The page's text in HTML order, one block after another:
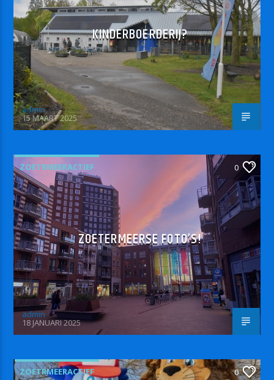
KINDERBOERDERIJ?
admin
15 MAART 2025
ZOETRMEERACTIEF 0
ZOETERMEERSE FOTO’S!
admin
18 JANUARI 2025
ZOETRMEERACTIEF 0